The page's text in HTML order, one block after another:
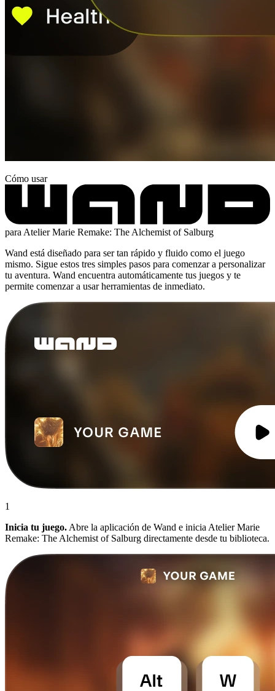
Cómo usar
para Atelier Marie Remake: The Alchemist of Salburg
Wand está diseñado para ser tan rápido y fluido como el juego
mismo. Sigue estos tres simples pasos para comenzar a personalizar
tu aventura. Wand encuentra automáticamente tus juegos y te
permite comenzar a usar herramientas de inmediato.
1
Inicia tu juego. Abre la aplicación de Wand e inicia Atelier Marie
Remake: The Alchemist of Salburg directamente desde tu biblioteca.